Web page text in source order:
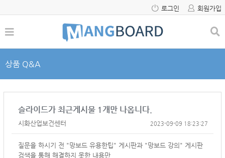
로그인 회원가입
상품 Q&A
슬라이드가 최근게시물 1개만 나옵니다.
시화산업보건센터 2023-09-09 18:23:27
질문을 하시기 전 "망보드 유용한팁" 게시판과 "망보드 강의" 게시판
검색을 통해 해결하지 못한 내용만